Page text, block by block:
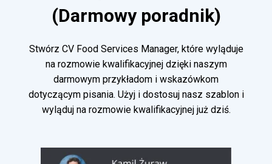
(Darmowy poradnik)
Stwórz CV Food Services Manager, które wyląduje
na rozmowie kwalifikacyjnej dzięki naszym
darmowym przykładom i wskazówkom
dotyczącym pisania. Użyj i dostosuj nasz szablon i
wyląduj na rozmowie kwalifikacyjnej już dziś.